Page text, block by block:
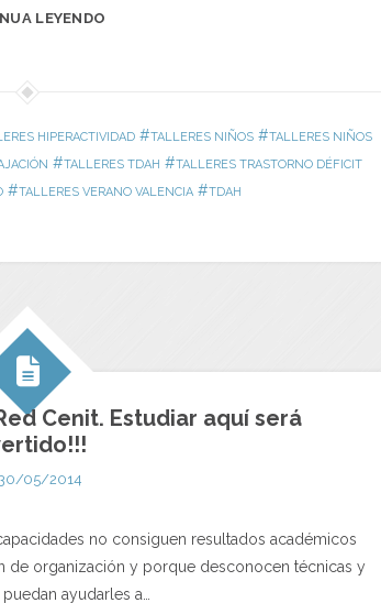
LEYENDO
HIPERACTIVIDAD#TALLERES NIÑOS#TALLERES NIÑOS
#TALLERES TDAH #TALLERES TRASTORNO DÉFICIT
#TALLERES VERANO VALENCIA #TDAH
Cenit. Estudiar aquí será
05/2014
no consiguen resultados académicos
de organización y porque desconocen técnicas y
ayudarles a…